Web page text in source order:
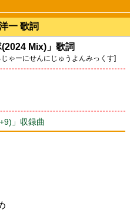
一 歌詞
(2024 Mix)」歌詞
ゃーにせんにじゅうよんみっくす]
」収録曲